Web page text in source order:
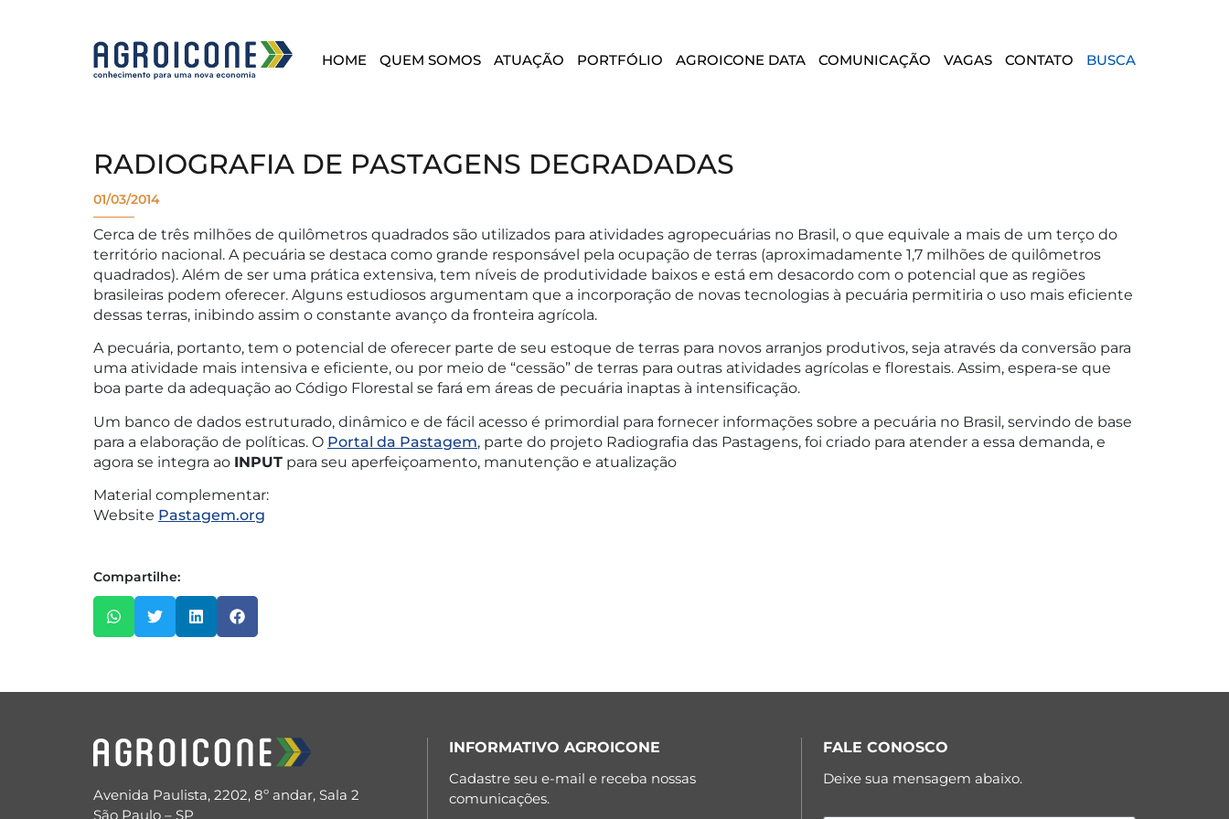
HOME QUEM SOMOS ATUAÇÃO PORTFÓLIO AGROICONE DATA COMUNICAÇÃO VAGAS CONTATO BUSCA
RADIOGRAFIA DE PASTAGENS DEGRADADAS
01/03/2014
Cerca de três milhões de quilômetros quadrados são utilizados para atividades agropecuárias no Brasil, o que equivale a mais de um terço do
território nacional. A pecuária se destaca como grande responsável pela ocupação de terras (aproximadamente 1,7 milhões de quilômetros
quadrados). Além de ser uma prática extensiva, tem níveis de produtividade baixos e está em desacordo com o potencial que as regiões
brasileiras podem oferecer. Alguns estudiosos argumentam que a incorporação de novas tecnologias à pecuária permitiria o uso mais eficiente
dessas terras, inibindo assim o constante avanço da fronteira agrícola.
A pecuária, portanto, tem o potencial de oferecer parte de seu estoque de terras para novos arranjos produtivos, seja através da conversão para
uma atividade mais intensiva e eficiente, ou por meio de “cessão” de terras para outras atividades agrícolas e florestais. Assim, espera-se que
boa parte da adequação ao Código Florestal se fará em áreas de pecuária inaptas à intensificação.
Um banco de dados estruturado, dinâmico e de fácil acesso é primordial para fornecer informações sobre a pecuária no Brasil, servindo de base
para a elaboração de políticas. O Portal da Pastagem, parte do projeto Radiografia das Pastagens, foi criado para atender a essa demanda, e
agora se integra ao INPUT para seu aperfeiçoamento, manutenção e atualização
Material complementar:
Website Pastagem.org
Compartilhe:
Avenida Paulista, 2202, 8º andar, Sala 2
São Paulo – SP
INFORMATIVO AGROICONE
Cadastre seu e-mail e receba nossas
comunicações.
FALE CONOSCO
Deixe sua mensagem abaixo.